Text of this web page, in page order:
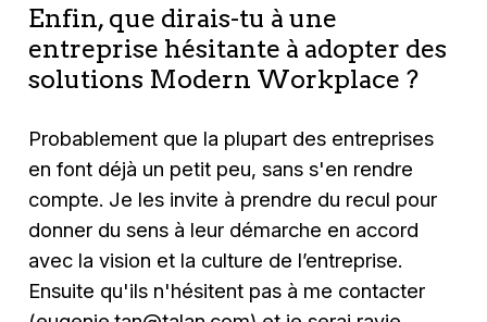
Enfin, que dirais-tu à une
entreprise hésitante à adopter des
solutions Modern Workplace ?
Probablement que la plupart des entreprises
en font déjà un petit peu, sans s'en rendre
compte. Je les invite à prendre du recul pour
donner du sens à leur démarche en accord
avec la vision et la culture de l’entreprise.
Ensuite qu'ils n'hésitent pas à me contacter